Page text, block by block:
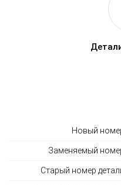
Новый
Заменяемый
Старый номер